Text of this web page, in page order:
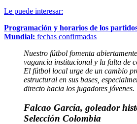
Le puede interesar:
Programación y horarios de los
Mundial: fechas confirmadas
Nuestro fútbol fomenta
vagancia institucional y la falta de
El fútbol local urge de un cambio
estructural en sus bases,
directo hacia los jugadores jóvenes.
Falcao García, goleador
Selección Colombia